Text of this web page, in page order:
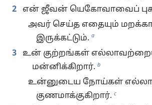
2
என் ஜீவன் யெகோவாவைப்
அவர் செய்த எதையும்
இருக்கட்டும். a
3
உன் குற்றங்கள்
மன்னிக்கிறார். b
உன்னுடைய நோய்கள்
குணமாக்குகிறார். c